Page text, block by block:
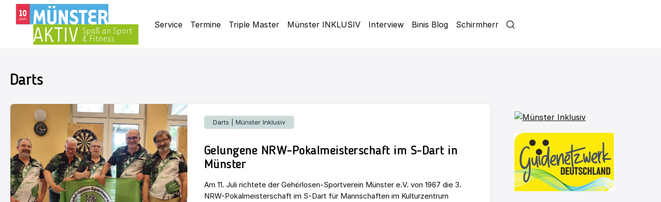
Service Termine Triple Master Münster INKLUSIV Interview Binis Blog Schirmherr
Darts
Darts | Münster Inklusiv
Gelungene NRW-Pokalmeisterschaft im S-Dart in
Münster
Am 11. Juli richtete der Gehörlosen-Sportverein Münster e.V. von 1967 die 3.
NRW-Pokalmeisterschaft im S-Dart für Mannschaften im Kulturzentrum